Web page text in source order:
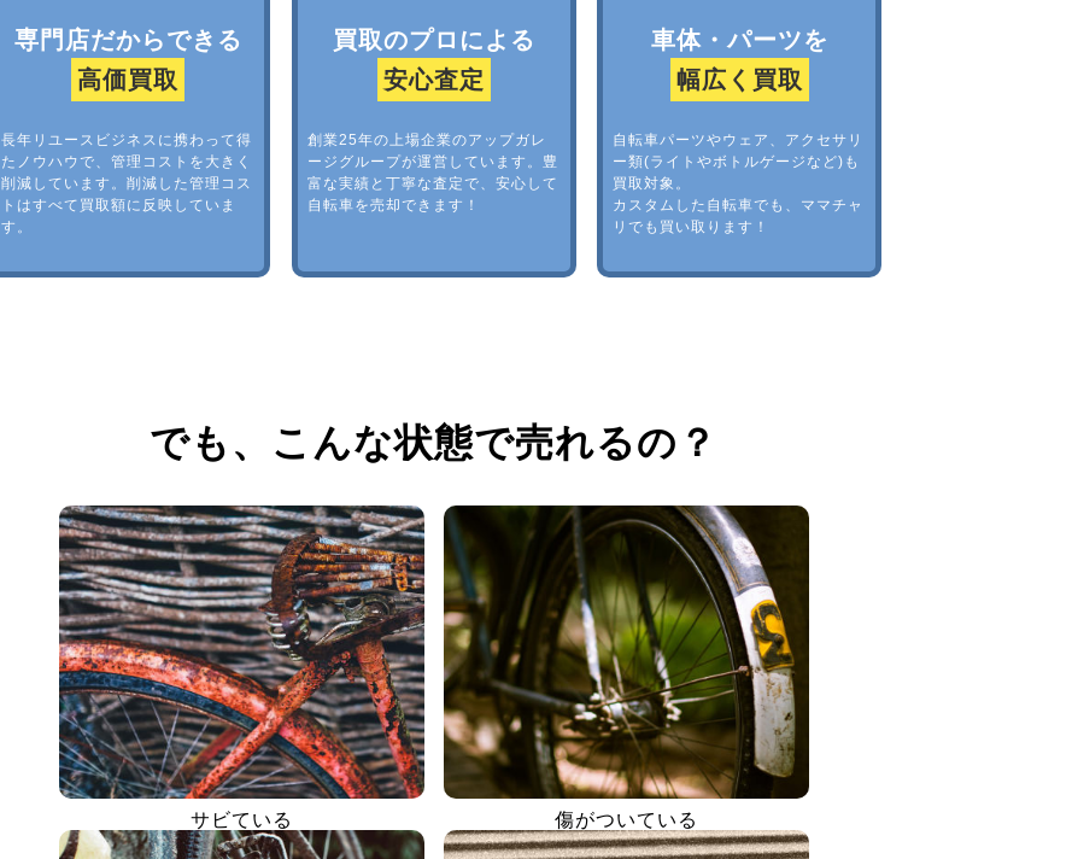
専門店だからできる
高価買取
長年リユースビジネスに携わって得
たノウハウで、管理コストを大きく
削減しています。削減した管理コス
トはすべて買取額に反映していま
す。
買取のプロによる
安心査定
創業25年の上場企業のアップガレ
ージグループが運営しています。豊
富な実績と丁寧な査定で、安心して
自転車を売却できます！
車体・パーツを
幅広く買取
自転車パーツやウェア、アクセサリ
ー類(ライトやボトルゲージなど)も
買取対象。
カスタムした自転車でも、ママチャ
リでも買い取ります！
でも、 こんな状態で売れるの？
サビている 傷がついている